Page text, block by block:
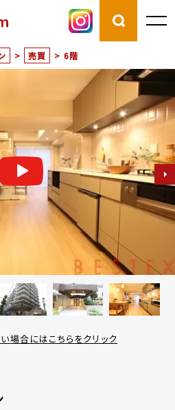
> 売買 > 6階
場合にはこちらをクリック